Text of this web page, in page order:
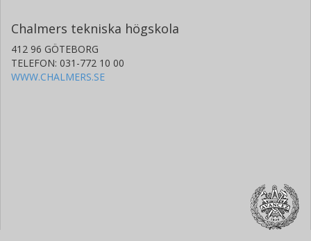
Chalmers tekniska högskola
412 96 GÖTEBORG
TELEFON: 031-772 10 00
WWW.CHALMERS.SE